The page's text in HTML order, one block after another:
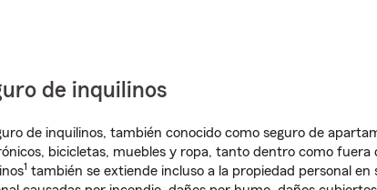
de inquilinos
de inquilinos, también conocido como seguro de
bicicletas, muebles y ropa, tanto dentro como
1 también se extiende incluso a la propiedad personal